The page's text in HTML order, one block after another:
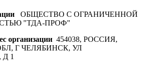
ОБЩЕСТВО С ОГРАНИЧЕННОЙ
"ТДА-ПРОФ"
организации 454038, РОССИЯ,
Г ЧЕЛЯБИНСК, УЛ
1